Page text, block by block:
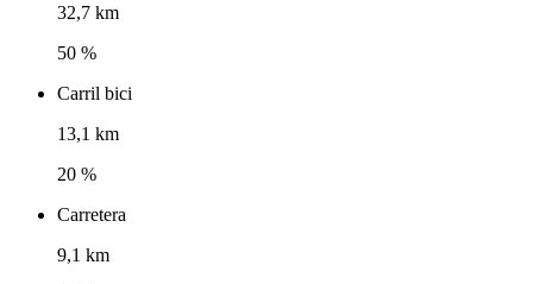
32,7 km
50 %
Carril bici
13,1 km
20 %
Carretera
9,1 km